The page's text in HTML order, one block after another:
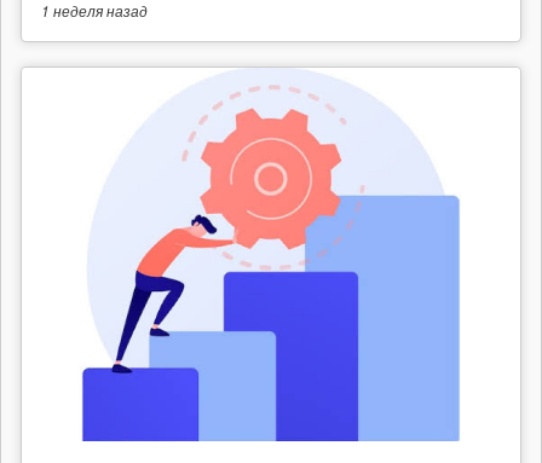
1 неделяназад